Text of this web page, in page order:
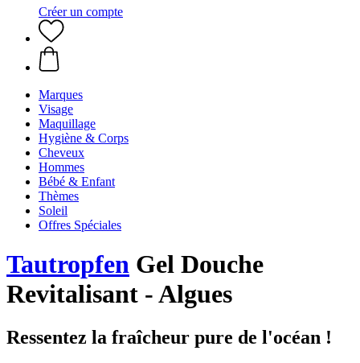
Créer un compte
Marques
Visage
Maquillage
Hygiène & Corps
Cheveux
Hommes
Bébé & Enfant
Thèmes
Soleil
Offres Spéciales
Tautropfen Gel Douche
Revitalisant - Algues
Ressentez la fraîcheur pure de l'océan !